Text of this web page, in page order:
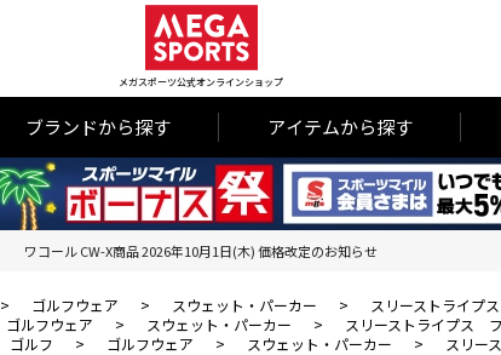
メガスポーツ公式オンラインショップ
ブランドから探す アイテムから探す
ワコール CW-X商品 2026年10月1日(木) 価格改定のお知らせ
> ゴルフウェア > スウェット・パーカー >
スリーストライ
ゴルフウェア > スウェット・パーカー >
スリーストライプス
ゴルフ > ゴルフウェア > スウェット・パーカー > スリー